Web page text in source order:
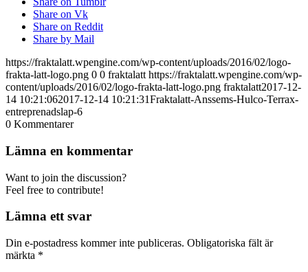
Share on Vk
Share on Reddit
Share by Mail
https://fraktalatt.wpengine.com/wp-content/uploads/2016/02/logo-
frakta-latt-logo.png 0 0 fraktalatt https://fraktalatt.wpengine.com/wp-
content/uploads/2016/02/logo-frakta-latt-logo.png fraktalatt2017-12-
14 10:21:062017-12-14 10:21:31Fraktalatt-Anssems-Hulco-Terrax-
entreprenadslap-6
0 Kommentarer
Lämna en kommentar
Want to join the discussion?
Feel free to contribute!
Lämna ett svar
Din e-postadress kommer inte publiceras. Obligatoriska fält är
märkta *